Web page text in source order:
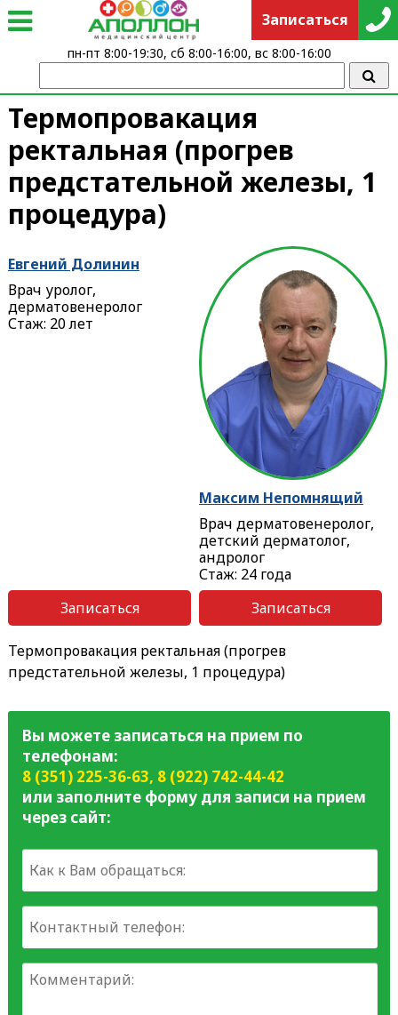
Термопровакация
ректальная (прогрев
предстательной железы, 1
процедура)
Евгений Долинин
Врач уролог,
дерматовенеролог
Стаж: 20 лет
Записаться
Максим Непомнящий
Врач дерматовенеролог,
детский дерматолог,
андролог
Стаж: 24 года
Записаться
Термопровакация ректальная (прогрев
предстательной железы, 1 процедура)
Вы можете записаться на прием по
телефонам:
8 (351) 225-36-63, 8 (922) 742-44-42
или заполните форму для записи на прием
через сайт:
Записаться
пн-пт 8:00-19:30, сб 8:00-16:00, вс 8:00-16:00